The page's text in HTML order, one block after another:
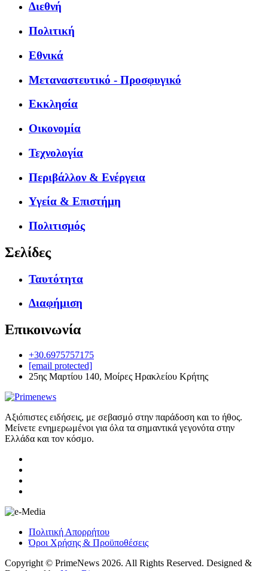
Διεθνή
Πολιτική
Εθνικά
Μεταναστευτικό - Προσφυγικό
Εκκλησία
Οικονομία
Τεχνολογία
Περιβάλλον & Ενέργεια
Υγεία & Επιστήμη
Πολιτισμός
Σελίδες
Ταυτότητα
Διαφήμιση
Επικοινωνία
+30.6975757175
[email protected]
25ης Μαρτίου 140, Μοίρες Ηρακλείου Κρήτης
Αξιόπιστες ειδήσεις, με σεβασμό στην παράδοση και το ήθος.
Μείνετε ενημερωμένοι για όλα τα σημαντικά γεγονότα στην
Ελλάδα και τον κόσμο.
Πολιτική Απορρήτου
Όροι Χρήσης & Προϋποθέσεις
Copyright © PrimeNews 2026. All Rights Reserved. Designed &